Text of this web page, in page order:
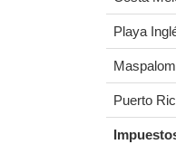
Playa
Puerto